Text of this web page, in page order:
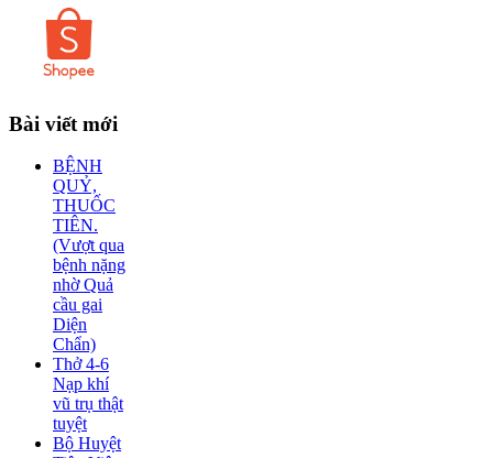
Bài viết mới
BỆNH
QUỶ,
THUỐC
TIÊN.
(Vượt qua
bệnh nặng
nhờ Quả
cầu gai
Diện
Chẩn)
Thở 4-6
Nạp khí
vũ trụ thật
tuyệt
Bộ Huyệt